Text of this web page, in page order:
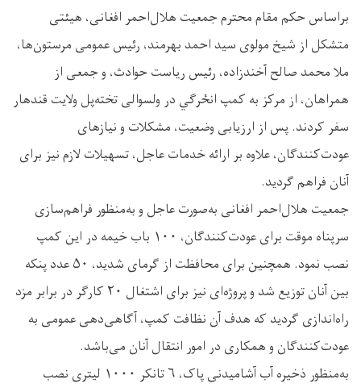
براساس حکم مقام محترم جمعیت هلال‌احمر افغانی، هیئتی
متشکل از شیخ مولوی سید احمد بهرمند، رئیس عمومی مرستون‌ها،
ملا محمد صالح آخندزاده، رئیس ریاست حوادث، و جمعی از
همراهان، از مرکز به کمپ انځرګي در ولسوالی تخته‌پل ولایت قندهار
سفر کردند. پس از ارزیابی وضعیت، مشکلات و نیازهای
عودت‌کنندگان، علاوه بر ارائه خدمات عاجل، تسهیلات لازم نیز برای
آنان فراهم گردید.
جمعیت هلال‌احمر افغانی به‌صورت عاجل و به‌منظور فراهم‌سازی
سرپناه موقت برای عودت‌کنندگان، ۱۰۰ باب خیمه در این کمپ
نصب نمود. همچنین برای محافظت از گرمای شدید، ۵۰ عدد پنکه
بین آنان توزیع شد و پروژه‌ای نیز برای اشتغال ۲۰ کارگر در برابر مزد
راه‌اندازی گردید که هدف آن نظافت کمپ، آگاهی‌دهی عمومی به
عودت‌کنندگان و همکاری در امور انتقال آنان می‌باشد.
به‌منظور ذخیره آب آشامیدنی پاک، ۶ تانکر ۱۰۰۰ لیتری نصب